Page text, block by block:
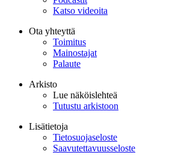
Katso videoita
Ota yhteyttä
Toimitus
Mainostajat
Palaute
Arkisto
Lue näköislehteä
Tutustu arkistoon
Lisätietoja
Tietosuojaseloste
Saavutettavuusseloste